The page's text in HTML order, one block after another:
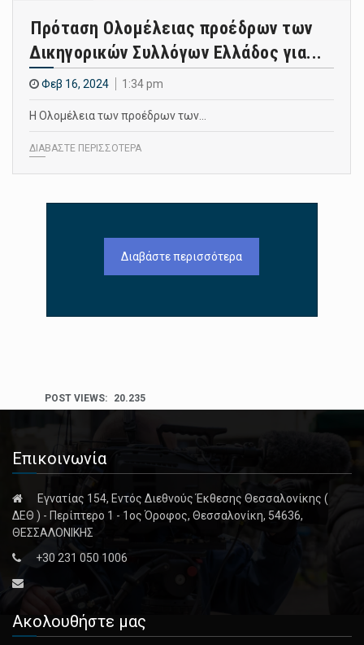
Πρόταση Ολομέλειας προέδρων των
Δικηγορικών Συλλόγων Ελλάδος για...
Φεβ 16, 2024 1:34 pm
Η Ολομέλεια των προέδρων των…
ΔΙΑΒΑΣΤΕ ΠΕΡΙΣΣΟΤΕΡΑ
Διαβάστε περισσότερα
POST VIEWS: 20.235
Επικοινωνία
Εγνατίας 154, Εντός Διεθνούς Έκθεσης Θεσσαλονίκης (
ΔΕΘ ) - Περίπτερο 1 - 1ος Όροφος, Θεσσαλονίκη, 54636,
ΘΕΣΣΑΛΟΝΙΚΗΣ
+30 231 050 1006
Ακολουθήστε μας